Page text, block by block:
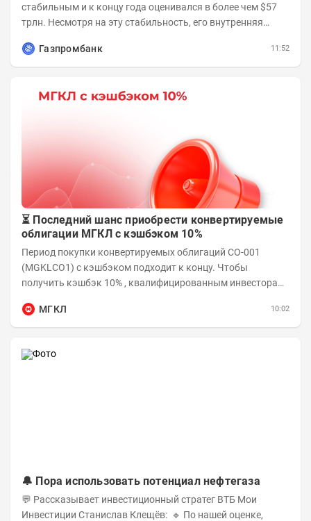
стабильным и к концу года оценивался в более чем $57
трлн. Несмотря на эту стабильность, его внутренняя
Газпромбанк
11:52
⏳ Последний шанс приобрести конвертируемые
облигации МГКЛ с кэшбэком 10%
Период покупки конвертируемых облигаций СО-001
(MGKLCO1) с кэшбэком подходит к концу. Чтобы
получить кэшбэк 10% , квалифицированным инвесторам
МГКЛ
10:02
🔔 Пора использовать потенциал нефтегаза
💬 Рассказывает инвестиционный стратег ВТБ Мои
Инвестиции Станислав Клещёв: 🔹 По нашей оценке,